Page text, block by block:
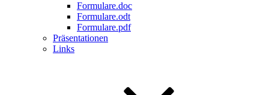
Formulare.doc
Formulare.odt
Formulare.pdf
Präsentationen
Links